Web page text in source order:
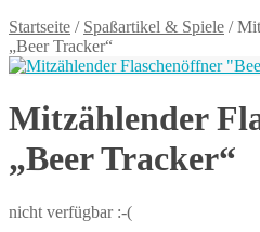
Startseite / Spaßartikel & Spiele /
„Beer Tracker“
Mitzählender
„Beer Tracker“
nicht verfügbar :-(